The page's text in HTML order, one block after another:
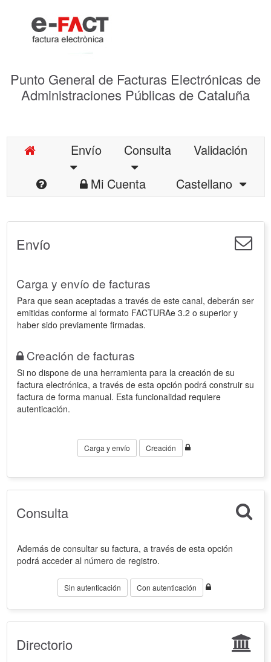
Punto General de Facturas Electrónicas de
Administraciones Públicas de Cataluña
Envío Consulta
Validación
Mi Cuenta
Castellano
Envío
Carga y envío de facturas
Para que sean aceptadas a través de este canal, deberán ser
emitidas conforme al formato FACTURAe 3.2 o superior y
haber sido previamente firmadas.
Creación de facturas
Si no dispone de una herramienta para la creación de su
factura electrónica, a través de esta opción podrá construir su
factura de forma manual. Esta funcionalidad requiere
autenticación.
Carga y envío Creación
Consulta
Además de consultar su factura, a través de esta opción
podrá acceder al número de registro.
Sin autenticación Con autenticación
Directorio